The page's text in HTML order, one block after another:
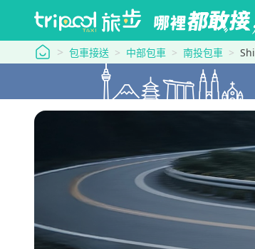
tripool 旅步
包車接送 中部包車 南投包車